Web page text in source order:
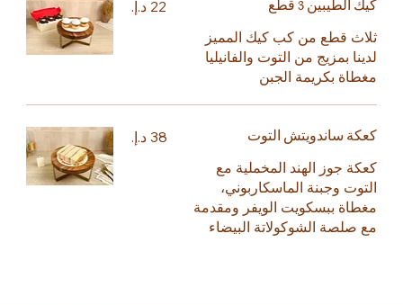
كيك الطيبين 3 قطع
ثلاث قطع من كب كيك المميز
لدينا بمزيج من التوت والفانيليا
مغطاة بكريمة الجبن
كعكة ساندويتش التوت
كعكة جوز الهند المخملية مع
التوت وجبنة الماسكاربوني،
مغطاة ببسكويت الويفر ومقدمة
مع صلصة الشوكولاتة البيضاء